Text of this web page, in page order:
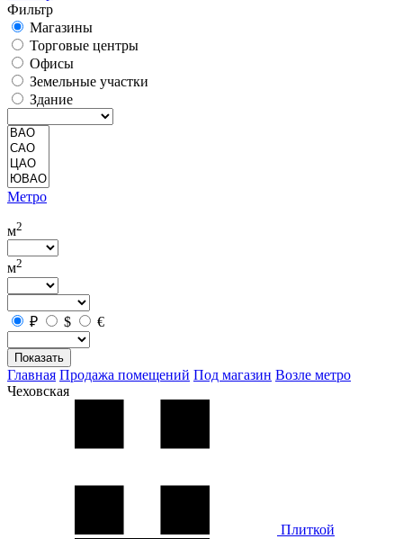
Фильтр
Магазины
Торговые центры
Офисы
Земельные участки
Здание
Метро
м2
м2
₽ $ €
Показать
Главная Продажа помещений Под магазин Возле метро
Чеховская
Плиткой